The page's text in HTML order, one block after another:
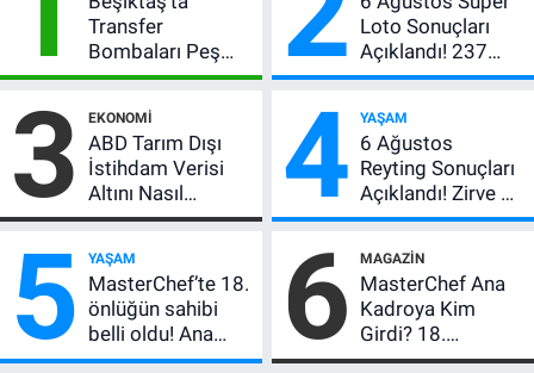
Transfer
Bombaları Peş
Peşe! Adalı
Açıkladı, 5 Yıldız
Daha Listede
Loto Sonuçları
Açıklandı! 237
Milyon TL’lik
3 EKONOMI
ABD Tarım Dışı
İstihdam Verisi
Altını Nasıl
Etkiler? Çok Basit
4 YAŞAM
6 Ağustos
Reyting Sonuçları
Açıklandı! Zirve El
Değiştirdi:
MasterChef'i
Geride Bıraktı
5 YAŞAM
MasterChef’te 18.
önlüğün sahibi
belli oldu! Ana
kadroya giren
6 MAGAZIN
MasterChef Ana
Kadroya Kim
Girdi? 18.
Önlüğün Sahibi